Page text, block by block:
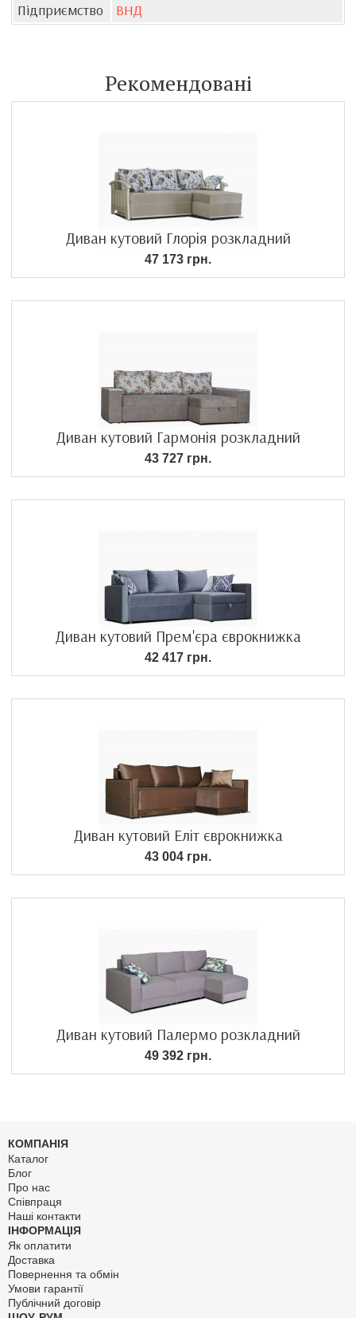
Підприємство
ВНД
Рекомендовані
Диван кутовий Глорія розкладний
47 173 грн.
Диван кутовий Гармонія розкладний
43 727 грн.
Диван кутовий Прем'єра єврокнижка
42 417 грн.
Диван кутовий Еліт єврокнижка
43 004 грн.
Диван кутовий Палермо розкладний
49 392 грн.
КОМПАНІЯ
Каталог
Блог
Про нас
Співпраця
Наші контакти
ІНФОРМАЦІЯ
Як оплатити
Доставка
Повернення та обмін
Умови гарантії
Публічний договір